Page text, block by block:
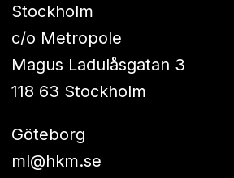
Stockholm
c/o Metropole
Magus Ladulåsgatan 3
118 63 Stockholm
Göteborg
ml@hkm.se